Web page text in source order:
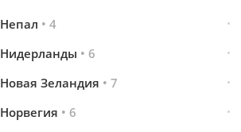
Непал • 4
Нидерланды • 6
Новая Зеландия • 7
Норвегия • 6